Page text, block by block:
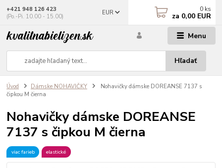
Menu
EUR
Hľadať
+421 948 126 423
(Po.-Pi. 10.00 - 15.00)
0 ks
za 0,00 EUR
Úvod Dámske NOHAVIČKY
Nohavičky dámske DOREANSE 7137 s
čipkou M čierna
Nohavičky dámske DOREANSE
7137 s čipkou M čierna
viac farieb elastické